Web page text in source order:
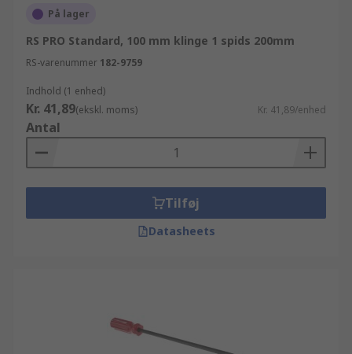
På lager
RS PRO Standard, 100 mm klinge 1 spids 200mm
RS-varenummer 182-9759
Indhold (1 enhed)
Kr. 41,89(ekskl. moms) Kr. 41,89/enhed
Antal
Tilføj
Datasheets